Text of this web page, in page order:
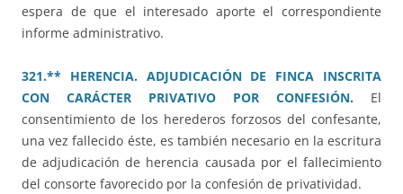
espera de que el interesado aporte el correspondiente
informe administrativo.
321.** HERENCIA. ADJUDICACIÓN DE FINCA INSCRITA
CON CARÁCTER PRIVATIVO POR CONFESIÓN. El
consentimiento de los herederos forzosos del confesante,
una vez fallecido éste, es también necesario en la escritura
de adjudicación de herencia causada por el fallecimiento
del consorte favorecido por la confesión de privatividad.